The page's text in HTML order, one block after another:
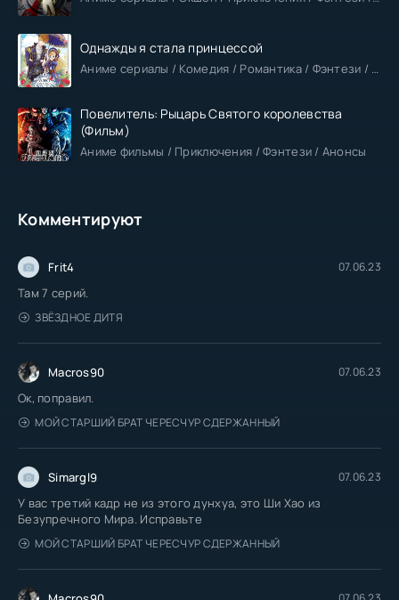
Однажды я стала принцессой
Аниме сериалы / Комедия / Романтика / Фэнтези / Анонсы
Повелитель: Рыцарь Святого королевства
(Фильм)
Аниме фильмы / Приключения / Фэнтези / Анонсы
Комментируют
Frit4 07.06.23
Там 7 серий.
ЗВЁЗДНОЕ ДИТЯ
Macros90 07.06.23
Ок, поправил.
МОЙ СТАРШИЙ БРАТ ЧЕРЕСЧУР СДЕРЖАННЫЙ
Simargl9 07.06.23
У вас третий кадр не из этого дунхуа, это Ши Хао из
Безупречного Мира. Исправьте
МОЙ СТАРШИЙ БРАТ ЧЕРЕСЧУР СДЕРЖАННЫЙ